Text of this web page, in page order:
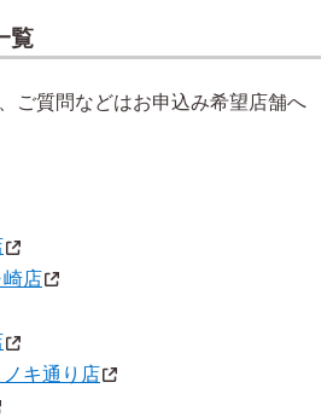
覧
ご質問などはお申込み希望店舗へ
店
キ通り店